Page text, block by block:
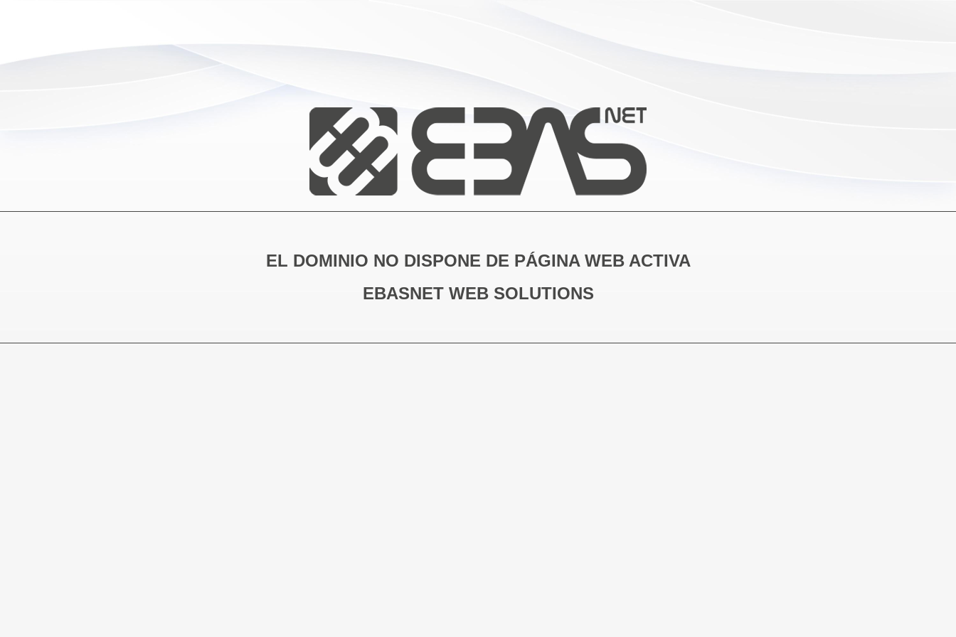
EL DOMINIO NO DISPONE DE PÁGINA WEB ACTIVA
EBASNET WEB SOLUTIONS